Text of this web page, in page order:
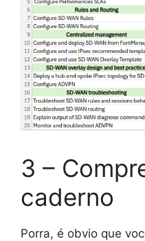
3 –
caderno
Porra, é obvio que